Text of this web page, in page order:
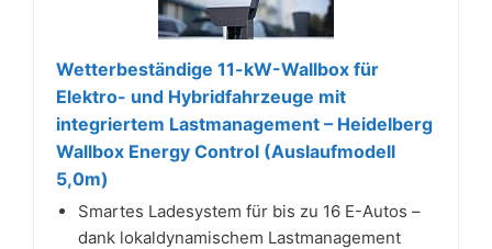
Wetterbeständige 11-kW-Wallbox für
Elektro- und Hybridfahrzeuge mit
integriertem Lastmanagement – Heidelberg
Wallbox Energy Control (Auslaufmodell
5,0m)
Smartes Ladesystem für bis zu 16 E-Autos –
dank lokaldynamischem Lastmanagement